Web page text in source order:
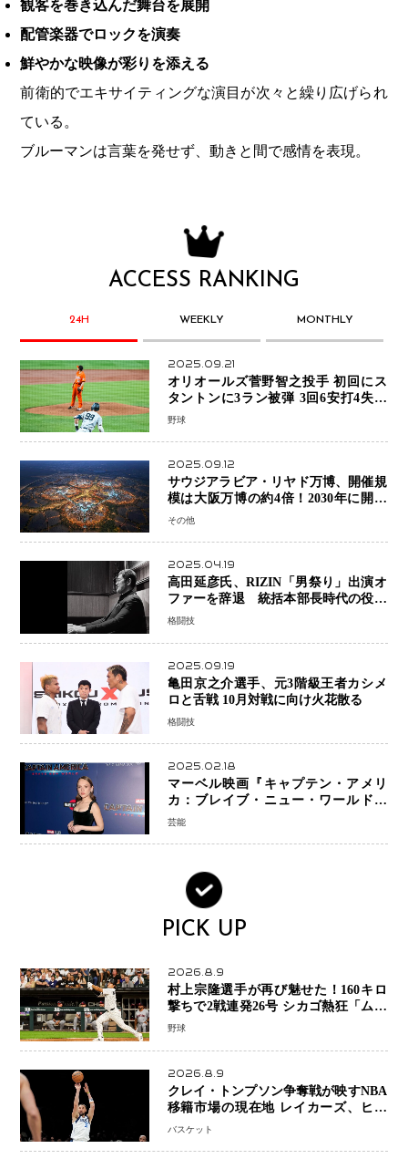
観客を巻き込んだ舞台を展開
配管楽器でロックを演奏
鮮やかな映像が彩りを添える
前衛的でエキサイティングな演目が次々と繰り広げられ
ている。
ブルーマンは言葉を発せず、動きと間で感情を表現。
ACCESS RANKING
24H WEEKLY MONTHLY
2025.09.21
オリオールズ菅野智之投手 初回にス
タントンに3ラン被弾 3回6安打4失点
で降板
野球
2025.09.12
サウジアラビア・リヤド万博、開催規
模は大阪万博の約4倍！2030年に開幕
予定
その他
2025.04.19
高田延彦氏、RIZIN「男祭り」出演オ
ファーを辞退 統括本部長時代の役目
「すでに終えています」と明言
格闘技
2025.09.19
亀田京之介選手、元3階級王者カシメ
格闘技
2025.02.18
マーベル映画『キャプテン・アメリ
カ：ブレイブ・ニュー・ワールド』
新ブラック・ウィドウ役のシラ・ハー
芸能
PICK UP
2026.8.9
村上宗隆選手が再び魅せた！160キロ
撃ちで2戦連発26号 シカゴ熱狂「ムネ
はスターだ」米ファンの人気も急上昇
野球
2026.8.9
クレイ・トンプソン争奪戦が映すNBA
移籍市場の現在地 レイカーズ、ヒー
トが注目する36歳の名シューターをマ
バスケット